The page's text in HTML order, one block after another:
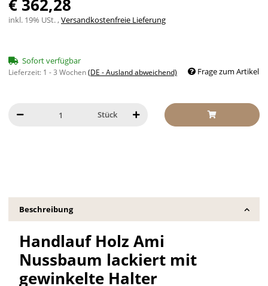
€ 362,28
inkl. 19% USt. ,Versandkostenfreie Lieferung
Sofort verfügbar
Lieferzeit: 1 - 3 Wochen(DE - Ausland abweichend) Frage zum Artikel
Stück
Beschreibung
Handlauf Holz Ami
Nussbaum lackiert mit
gewinkelte Halter